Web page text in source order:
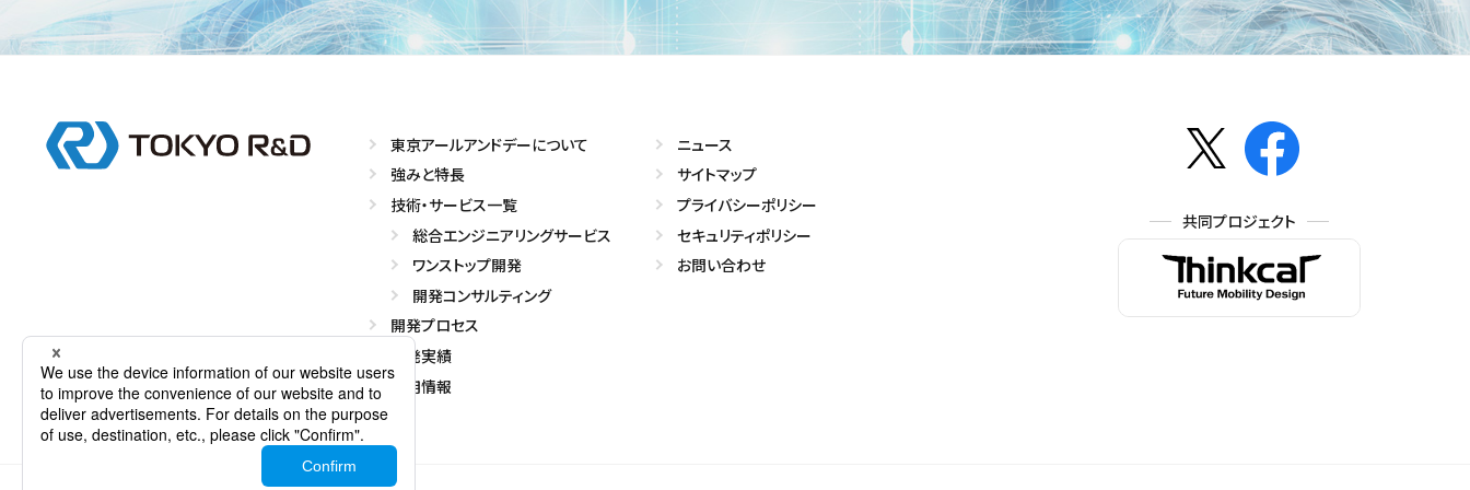
東京アールアンドデーについて
強みと特長
技術・サービス一覧
総合エンジニアリングサービス
ワンストップ開発
開発コンサルティング
開発プロセス
開発実績
採用情報
ニュース
サイトマップ
プライバシーポリシー
セキュリティポリシー
お問い合わせ
共同プロジェクト